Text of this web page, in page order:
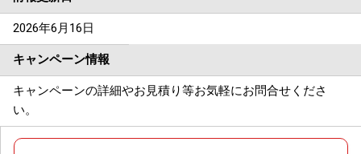
2026年6月16日
キャンペーン情報
キャンペーンの詳細やお見積り等お気軽にお問合せくださ
い。